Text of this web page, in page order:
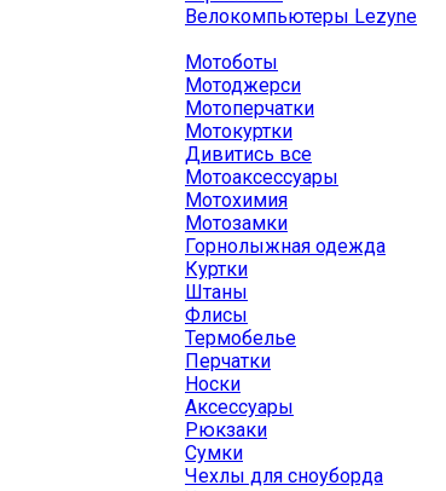
Велокомпьютеры Lezyne
Мотоботы
Мотоджерси
Мотоперчатки
Мотокуртки
Дивитись все
Мотоаксессуары
Мотохимия
Мотозамки
Горнолыжная одежда
Куртки
Штаны
Флисы
Термобелье
Перчатки
Носки
Аксессуары
Рюкзаки
Сумки
Чехлы для сноуборда